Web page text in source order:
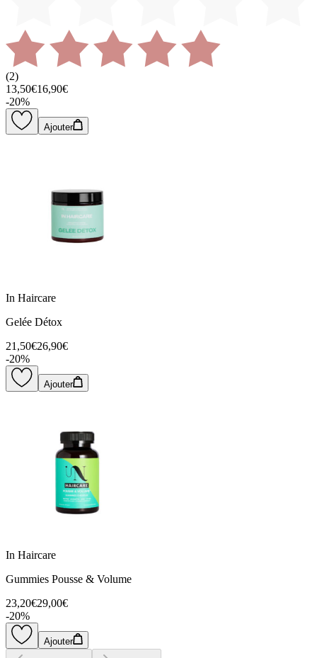
(2)
13,50€16,90€
-20%
Ajouter
In Haircare
Gelée Détox
21,50€26,90€
-20%
Ajouter
In Haircare
Gummies Pousse & Volume
23,20€29,00€
-20%
Ajouter